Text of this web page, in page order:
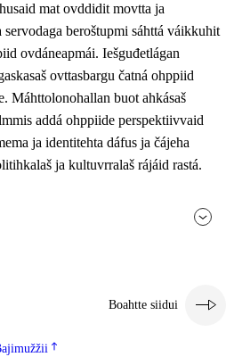
mat ovddidit movtta ja
beroštupmi sáhttá váikkuhit
ovdáneapmái. Iešguđetlágan
ovttasbargu čatná ohppiid
Máhttolonohallan buot ahkásaš
addá ohppiide perspektiivvaid
ja identitehta dáfus ja čájeha
ja kultuvrralaš rájáid rastá.
Boahtte siidui